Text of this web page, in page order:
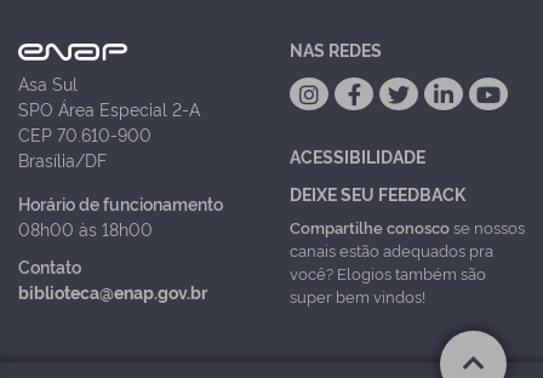
Asa Sul
SPO Área Especial 2-A
CEP 70.610-900
Brasília/DF
Horário de funcionamento
08h00 às 18h00
Contato
biblioteca@enap.gov.br
NAS REDES
ACESSIBILIDADE
DEIXE SEU FEEDBACK
Compartilhe conoscose nossos
canais estão adequados pra
você? Elogios também são
super bem vindos!